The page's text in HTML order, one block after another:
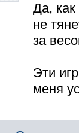
Да,
не
за
Эти
меня